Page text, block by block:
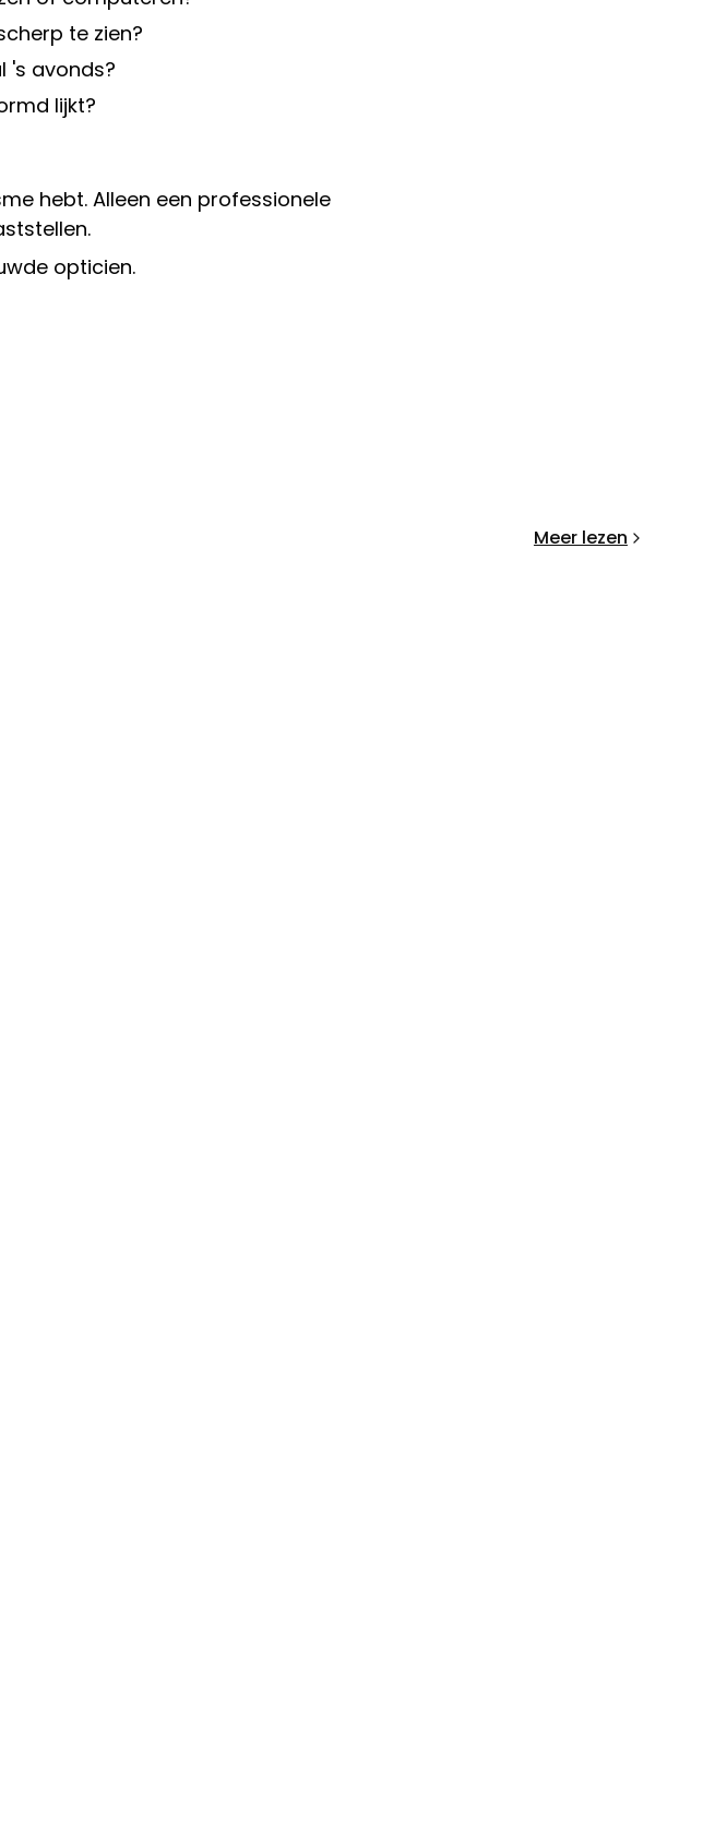
te zien?
's avonds?
lijkt?
hebt. Alleen een professionele
opticien.
Meer lezen